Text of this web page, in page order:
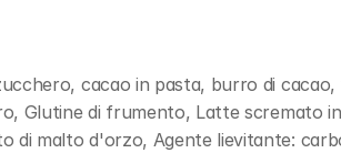
cacao in pasta, burro di cacao,
Glutine di frumento, Latte scremato
di malto d'orzo, Agente lievitante: